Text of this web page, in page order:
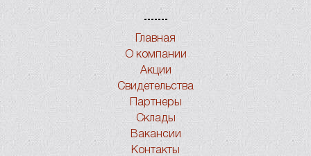
Главная
О компании
Акции
Свидетельства
Партнеры
Склады
Вакансии
Контакты